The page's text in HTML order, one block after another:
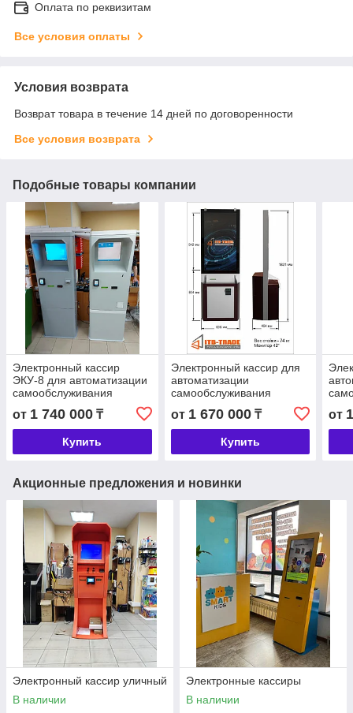
Оплата по реквизитам
Все условия оплаты
Условия возврата
Возврат товара в течение 14 дней по договоренности
Все условия возврата
Подобные товары компании
Электронный кассир
ЭКУ-8 для автоматизации
самообслуживания
от 1 740 000 ₸
Купить
Электронный кассир для
автоматизации
самообслуживания
от 1 670 000₸
Купить
от
Акционные предложения и новинки
Электронный кассир уличный
В наличии
Электронные кассиры
В наличии